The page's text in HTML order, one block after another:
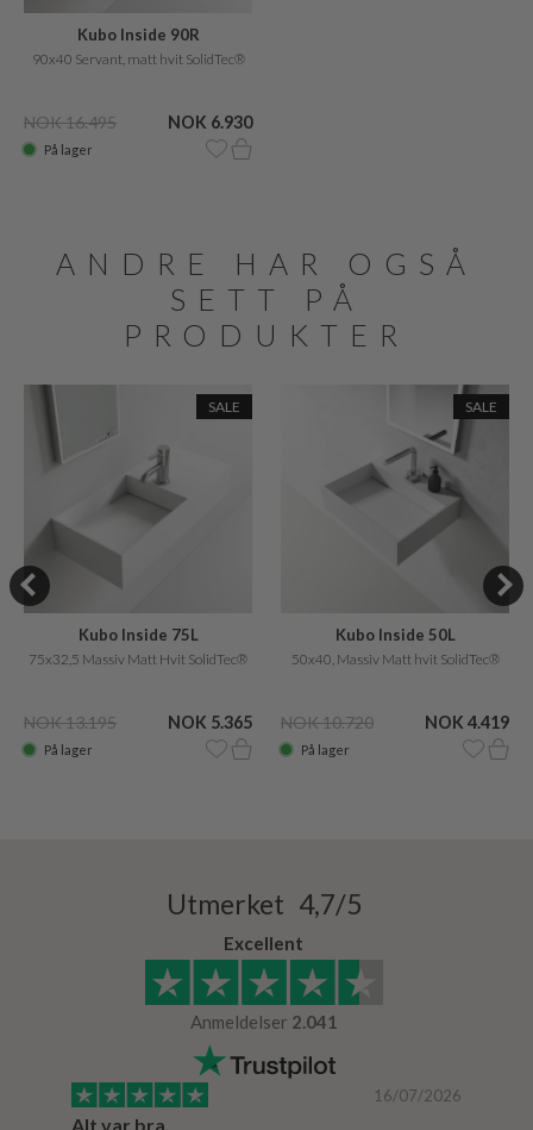
Kubo Inside 90R
90x40 Servant, matt hvit SolidTec®
NOK 16.495 NOK 6.930
På lager
ANDRE HAR OGSÅ
SETT PÅ
PRODUKTER
SALE
Kubo Inside 75L
75x32,5 Massiv Matt Hvit SolidTec®
NOK 13.195 NOK 5.365
På lager
SALE
Kubo Inside 50L
50x40, Massiv Matt hvit SolidTec®
NOK 10.720 NOK 4.419
På lager
Utmerket 4,7/5
Excellent
Anmeldelser 2.041
16/07/2026
Alt var bra.